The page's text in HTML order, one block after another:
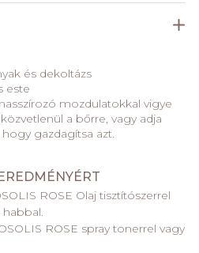
és dekoltázs
este
mozdulatokkal vigye
a bőrre, vagy adja
gazdagítsa azt.
ROSE Olaj tisztítószerrel
ROSE spray tonerrel vagy